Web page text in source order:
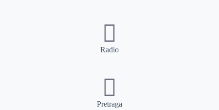
Radio
Pretraga